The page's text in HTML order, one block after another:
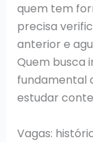
quem tem
precisa
anterior e
Quem busca
fundamental
estudar
Vagas: